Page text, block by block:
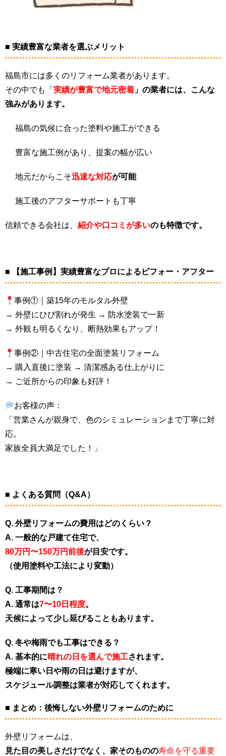
■ 実績豊富な業者を選ぶメリット
福島市には多くのリフォーム業者があります。
その中でも「 実績が豊富で地元密着 」の業者には、こんな
強みがあります。
福島の気候に合った塗料や施工ができる
豊富な施工例があり、提案の幅が広い
地元だからこそ迅速な対応が可能
施工後のアフターサポートも丁寧
信頼できる会社は、 紹介や口コミが多いのも特徴です。
■ 【施工事例】実績豊富なプロによるビフォー・アフター
事例①｜築15年のモルタル外壁
→ 外壁にひび割れが発生 → 防水塗装で一新
→ 外観も明るくなり、断熱効果もアップ！
事例②｜中古住宅の全面塗装リフォーム
→ 購入直後に塗装 → 清潔感ある仕上がりに
→ ご近所からの印象も好評！
お客様の声：
「営業さんが親身で、色のシミュレーションまで丁寧に対
応。
家族全員大満足でした！」
■ よくある質問（Q&A）
Q. 外壁リフォームの費用はどのくらい？
A. 一般的な戸建て住宅で、
80万円〜150万円前後が目安です。
（使用塗料や工法により変動）
Q. 工事期間は？
A. 通常は7〜10日程度。
天候によって少し延びることもあります。
Q. 冬や梅雨でも工事はできる？
A. 基本的に晴れの日を選んで施工されます。
極端に寒い日や雨の日は避けますが、
スケジュール調整は業者が対応してくれます。
■ まとめ：後悔しない外壁リフォームのために
外壁リフォームは、
見た目の美しさだけでなく、家そのものの寿命を守る重要